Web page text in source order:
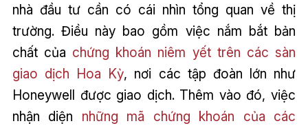
nhà đầu tư cần có cái nhìn tổng quan về thị
trường. Điều này bao gồm việc nắm bắt bản
chất của chứng khoán niêm yết trên các sàn
giao dịch Hoa Kỳ, nơi các tập đoàn lớn như
Honeywell được giao dịch. Thêm vào đó, việc
nhận diện những mã chứng khoán của các